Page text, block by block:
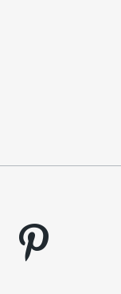
pinterest